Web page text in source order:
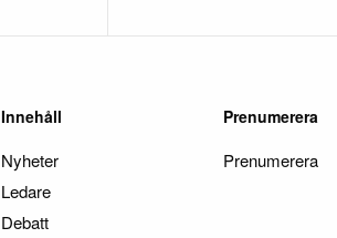
Innehåll
Nyheter
Ledare
Debatt
Prenumerera
Prenumerera